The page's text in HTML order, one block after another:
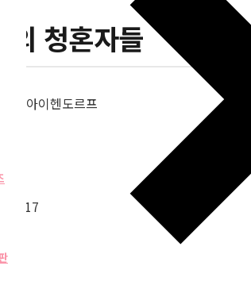
의 청혼자들
폰 아이헨도르프
02-17